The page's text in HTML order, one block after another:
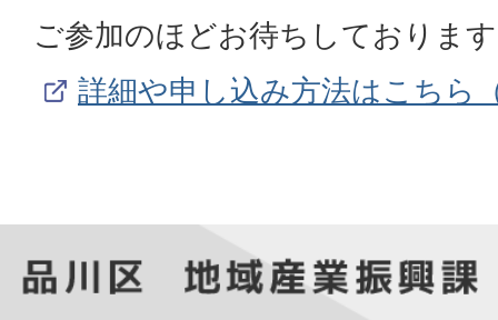
ご参加のほどお待ちしておりま
詳細や申し込み方法はこちら